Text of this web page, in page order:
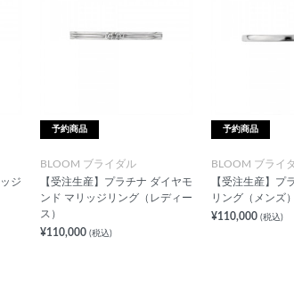
ジ
予約商品
BLOOM ブライダル
【受注生産】プラチナ ダイヤモ
ンド マリッジリング（レディー
ス）
¥110,000 (税込)
予約商品
BLOOM ブライ
【受注生産】プ
リング（メンズ）
¥110,000 (税込)